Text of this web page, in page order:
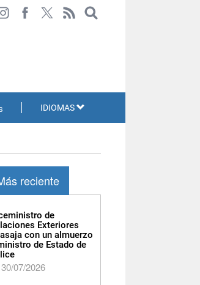
IDIOMAS
reciente
de
Exteriores
con un almuerzo
de Estado de
07/2026